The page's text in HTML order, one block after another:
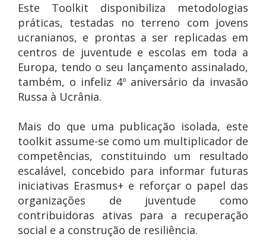
Este Toolkit disponibiliza metodologias
práticas, testadas no terreno com jovens
ucranianos, e prontas a ser replicadas em
centros de juventude e escolas em toda a
Europa, tendo o seu lançamento assinalado,
também, o infeliz 4º aniversário da invasão
Russa à Ucrânia.
Mais do que uma publicação isolada, este
toolkit assume-se como um multiplicador de
competências, constituindo um resultado
escalável, concebido para informar futuras
iniciativas Erasmus+ e reforçar o papel das
organizações de juventude como
contribuidoras ativas para a recuperação
social e a construção de resiliência.